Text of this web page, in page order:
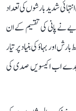
شدید بارشوں کی تعداد
نے پانی کی تقسیم کے ان
اور بہاؤ کی بنیاد پر تیار
اب اکیسویں صدی کی